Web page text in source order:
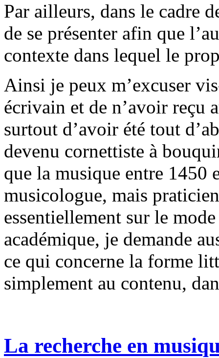
Par ailleurs, dans le cadre
de se présenter afin que
contexte dans lequel le
Ainsi je peux m’excuser
écrivain et de n’avoir reçu
surtout d’avoir été tout
devenu cornettiste à
que la musique entre 1450
musicologue, mais
essentiellement sur le
académique, je demande
ce qui concerne la forme
simplement au contenu,
La recherche en